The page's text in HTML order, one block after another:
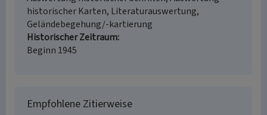
historischer Karten, Literaturauswertung,
Geländebegehung/-kartierung
Historischer Zeitraum
Beginn 1945
Empfohlene Zitierweise